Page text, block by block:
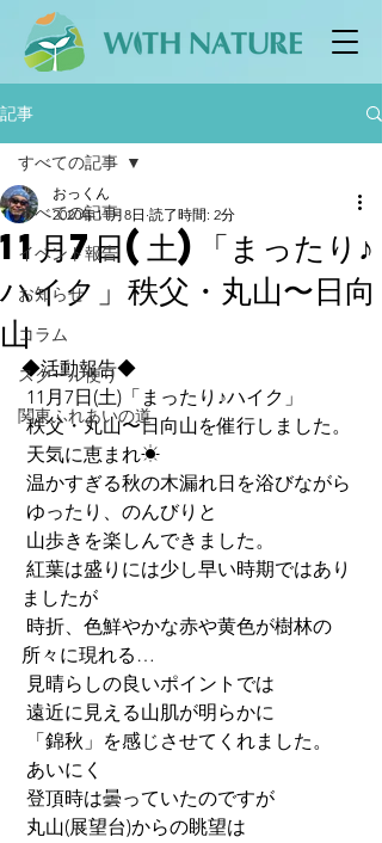
記事
すべての記事
イベント報告
お知らせ
コラム
スクール便り
関東ふれあいの道
すべての記事
11月7日(土)「まったり♪
ハイク」秩父・丸山〜日向
山
おっくん
2020年11月8日 読了時間: 2分
◆活動報告◆
11月7日(土)「まったり♪ハイク」
秩父・丸山〜日向山を催行しました。
天気に恵まれ☀
温かすぎる秋の木漏れ日を浴びながら
ゆったり、のんびりと
山歩きを楽しんできました。
ましたが
所々に現れる…
見晴らしの良いポイントでは
遠近に見える山肌が明らかに
「錦秋」を感じさせてくれました。
あいにく
登頂時は曇っていたのですが
丸山(展望台)からの眺望は